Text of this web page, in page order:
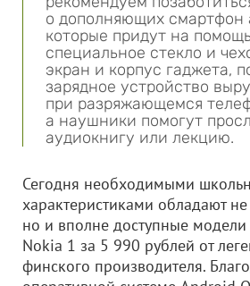
о дополняющих смартфон
которые придут на
специальное стекло и
экран и корпус гаджета,
зарядное устройство
при разряжающемся
а наушники помогут
аудиокнигу или лекцию.
Сегодня необходимыми
характеристиками обладают
но и вполне доступные
Nokia 1 за 5 990 рублей от
финского производителя.